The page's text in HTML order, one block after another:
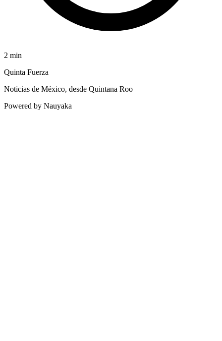
2 min
Quinta Fuerza
Noticias de México, desde Quintana Roo
Powered by Nauyaka